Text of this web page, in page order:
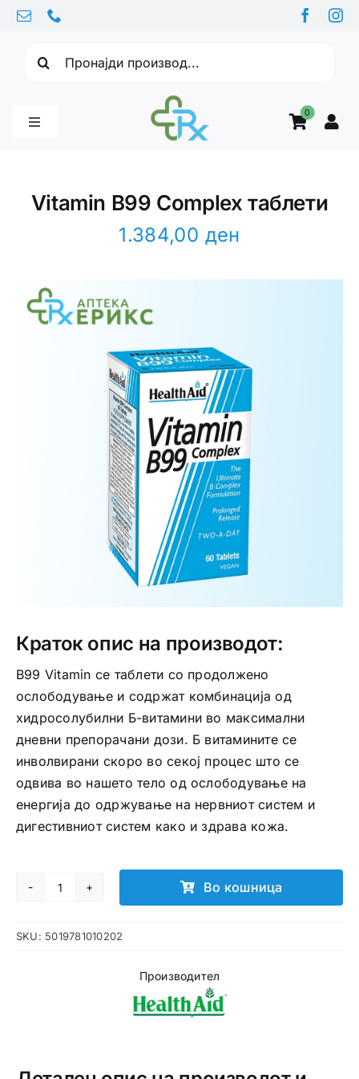
Skip
content
0
Toggle
Интимно здравје
Лична хигиена
Медицински апрати
Vitamin B99 Complex таблети
1.384,00 ден
Краток опис на производот:
B99 Vitamin се таблети со продолжено
ослободување и содржат комбинација од
хидросолубилни Б-витамини во максимални
дневни препорачани дози. Б витамините се
инволвирани скоро во секој процес што се
одвива во нашето тело од ослободување на
енергија до одржување на нервниот систем и
дигестивниот систем како и здрава кожа.
Vitamin
Complex
Во кошница
SKU: 5019781010202
Производител